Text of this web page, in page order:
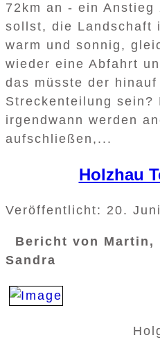
72km an - ein
sollst, die Landschaft
warm und sonnig,
wieder eine Abfahrt
das müsste der
Streckenteilung sein?
irgendwann werden
aufschließen,...
Holzhau
Veröffentlicht: 20.
Bericht von Martin,
Sandra